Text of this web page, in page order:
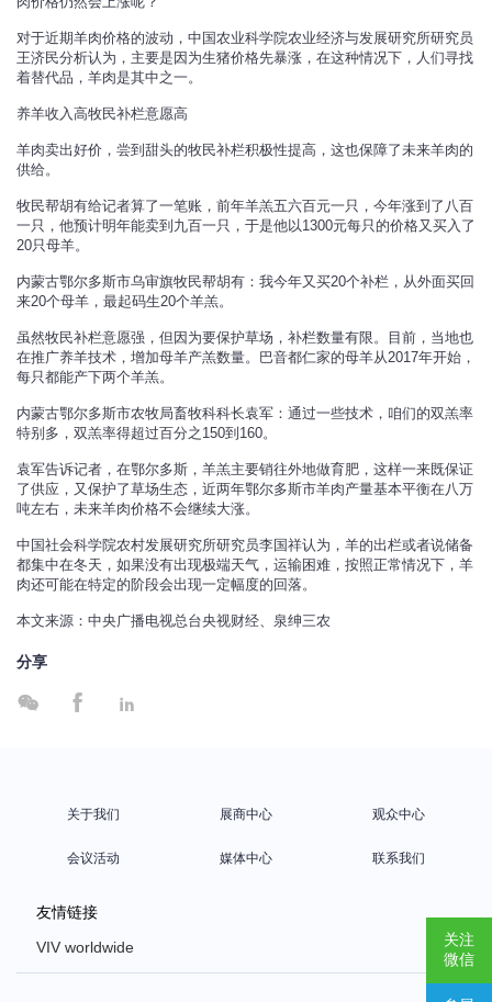
关注
微信
对于近期羊肉价格的波动，中国农业科学院农业经济与发展研究所研究员
王济民分析认为，主要是因为生猪价格先暴涨，在这种情况下，人们寻找
着替代品，羊肉是其中之一。
养羊收入高牧民补栏意愿高
羊肉卖出好价，尝到甜头的牧民补栏积极性提高，这也保障了未来羊肉的
供给。
牧民帮胡有给记者算了一笔账，前年羊羔五六百元一只，今年涨到了八百
一只，他预计明年能卖到九百一只，于是他以1300元每只的价格又买入了
20只母羊。
内蒙古鄂尔多斯市乌审旗牧民帮胡有：我今年又买20个补栏，从外面买回
来20个母羊，最起码生20个羊羔。
虽然牧民补栏意愿强，但因为要保护草场，补栏数量有限。目前，当地也
在推广养羊技术，增加母羊产羔数量。巴音都仁家的母羊从2017年开始，
每只都能产下两个羊羔。
内蒙古鄂尔多斯市农牧局畜牧科科长袁军：通过一些技术，咱们的双羔率
特别多，双羔率得超过百分之150到160。
袁军告诉记者，在鄂尔多斯，羊羔主要销往外地做育肥，这样一来既保证
了供应，又保护了草场生态，近两年鄂尔多斯市羊肉产量基本平衡在八万
吨左右，未来羊肉价格不会继续大涨。
中国社会科学院农村发展研究所研究员李国祥认为，羊的出栏或者说储备
都集中在冬天，如果没有出现极端天气，运输困难，按照正常情况下，羊
肉还可能在特定的阶段会出现一定幅度的回落。
本文来源：中央广播电视总台央视财经、泉绅三农
分享
  
关于我们 展商中心 观众中心
会议活动 媒体中心 联系我们
友情链接
VIV worldwide